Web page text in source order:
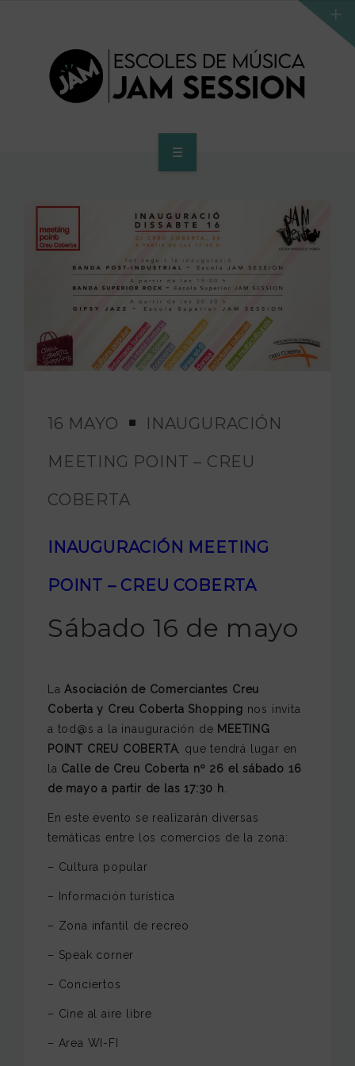
ESCUELA
PROGRAMA DE ACCESO AL SUPERIOR
CENTRO SUPERIOR
FUNDACIÓN JAM
CONTACTO
16 MAYO
INAUGURACIÓN
MEETING POINT – CREU
COBERTA
INAUGURACIÓN MEETING
POINT – CREU COBERTA
Sábado 16 de mayo
LaAsociación de Comerciantes Creu
Coberta y Creu Coberta Shopping nos invita
a tod@s a la inauguración de MEETING
POINT CREU COBERTA, que tendrá lugar en
la Calle de Creu Coberta nº 26 el sábado 16
de mayo a partir de las 17:30 h
En este evento se realizarán diversas
temáticas entre los comercios de la zona:
– Cultura popular
– Información turística
– Zona infantil de recreo
– Speak corner
– Conciertos
– Cine al aire libre
– Area WI-FI